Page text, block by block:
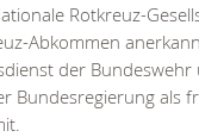
Rotkreuz-
Abkommen
der
Bundesregierung als